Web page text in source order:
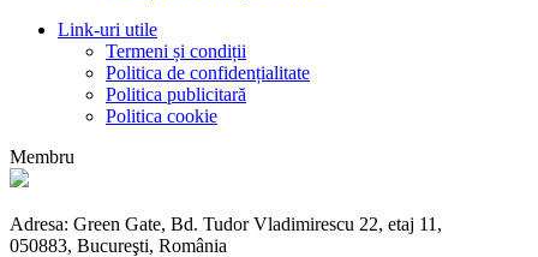
Link-uri utile
Termeni și condiții
Politica de confidențialitate
Politica publicitară
Politica cookie
Membru
Adresa: Green Gate, Bd. Tudor Vladimirescu 22, etaj 11,
050883, Bucureşti, România